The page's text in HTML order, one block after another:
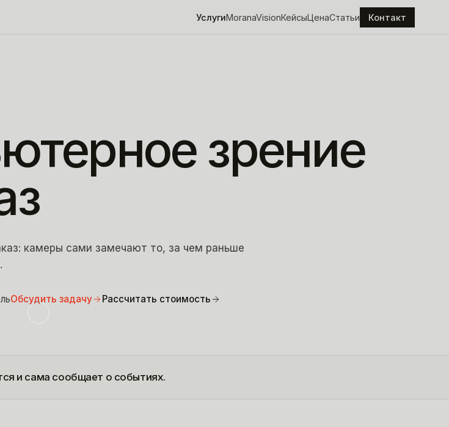
УслугиMoranaVisionКейсыЦенаСтатьи Контакт
зрение
камеры сами замечают то, за чем раньше
Обсудить задачу Рассчитать стоимость
и сама сообщает о событиях.